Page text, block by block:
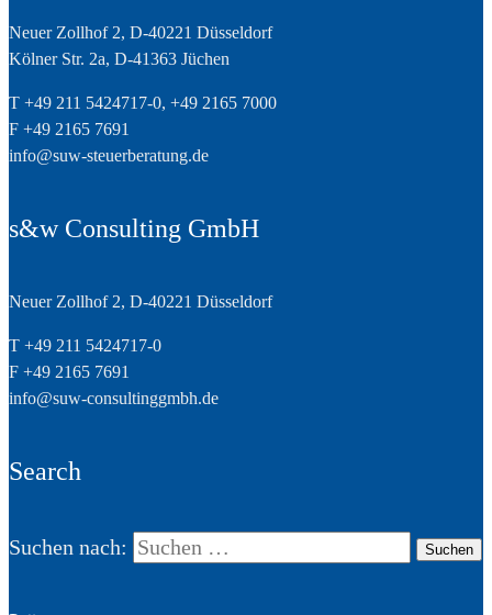
Neuer Zollhof 2, D-40221 Düsseldorf
Kölner Str. 2a, D-41363 Jüchen
T +49 211 5424717-0, +49 2165 7000
F +49 2165 7691
info@suw-steuerberatung.de
s&w Consulting GmbH
Neuer Zollhof 2, D-40221 Düsseldorf
T +49 211 5424717-0
F +49 2165 7691
info@suw-consultinggmbh.de
Search
Suchen nach: